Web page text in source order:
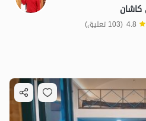
4.8 (103 تعليق)